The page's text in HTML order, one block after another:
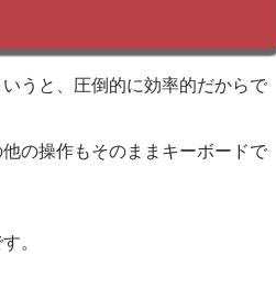
うと、圧倒的に効率的だからで
の操作もそのままキーボードで
。